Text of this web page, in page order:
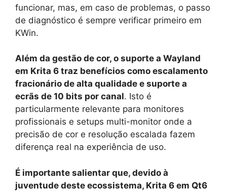
funcionar, mas, em caso de problemas, o passo
de diagnóstico é sempre verificar primeiro em
KWin.
Além da gestão de cor, o suporte a Wayland
em Krita 6 traz benefícios como escalamento
fracionário de alta qualidade e suporte a
ecrãs de 10 bits por canal. Isto é
particularmente relevante para monitores
profissionais e setups multi-monitor onde a
precisão de cor e resolução escalada fazem
diferença real na experiência de uso.
É importante salientar que, devido à
juventude deste ecossistema, Krita 6 em Qt6